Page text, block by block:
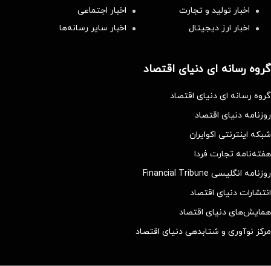
اخبار تولید و تجارت
اخبار اجتماعی
اخبار ارز دیجیتال
اخبار سایر رسانه‌‌ها
گروه رسانه ای دنیای اقتصاد
گروه رسانه ای دنیای اقتصاد
روزنامه دنیای اقتصاد
شبکه اینترنتی اکوایران
هفته‌نامه تجارت فردا
روزنامه انگلیسی Financial Tribune
انتشارات دنیای اقتصاد
همایش‌های دنیای اقتصاد
مرکز نوآوری و شتابدهی دنیای اقتصاد